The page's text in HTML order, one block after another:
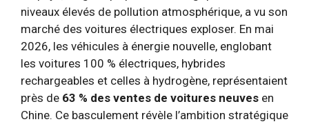
niveaux élevés de pollution atmosphérique, a vu son
marché des voitures électriques exploser. En mai
2026, les véhicules à énergie nouvelle, englobant
les voitures 100 % électriques, hybrides
rechargeables et celles à hydrogène, représentaient
près de 63 % des ventes de voitures neuves en
Chine. Ce basculement révèle l’ambition stratégique